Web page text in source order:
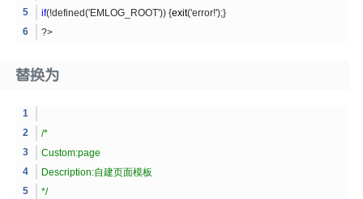
if(!defined('EMLOG_ROOT')) {exit('error!');}
?>
替换为
/*
Custom:page
Description:自建页面模板
*/